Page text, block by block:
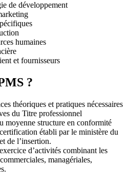
de développement
humaines
et fournisseurs
?
théoriques et pratiques nécessaires
du Titre professionnel
moyenne structure en conformité
établi par le ministère du
de l’insertion.
d’activités combinant les
managériales,